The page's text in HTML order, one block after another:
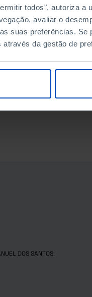
todos", autoriza a
avaliar o
suas preferências.
da gestão de
DOS SANTOS.